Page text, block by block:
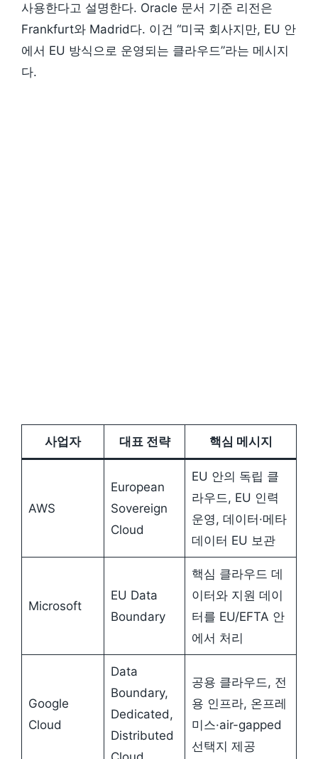
사용한다고 설명한다. Oracle 문서 기준 리전은
Frankfurt와 Madrid다. 이건 “미국 회사지만, EU 안
에서 EU 방식으로 운영되는 클라우드”라는 메시지
다.
사업자 대표 전략 핵심 메시지
AWS
European
Sovereign
Cloud
EU 안의 독립 클
라우드, EU 인력
운영, 데이터·메타
데이터 EU 보관
Microsoft
EU Data
Boundary
핵심 클라우드 데
이터와 지원 데이
터를 EU/EFTA 안
에서 처리
Google
Cloud
Data
Boundary,
Dedicated,
Distributed
공용 클라우드, 전
용 인프라, 온프레
미스·air-gapped
선택지 제공